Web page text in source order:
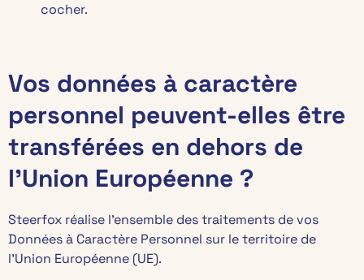
cocher.
Vos données à caractère
personnel peuvent-elles être
transférées en dehors de
l’Union Européenne ?
Steerfox réalise l’ensemble des traitements de vos
Données à Caractère Personnel sur le territoire de
l’Union Européenne (UE).